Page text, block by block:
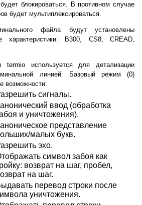
блокироваться. В противном случае
будет мультиплексироваться.
файла будут установлены
характеристики: B300, CS8, CREAD,
termio используется для детализации
линией. Базовый режим (0)
возможности:
сигналы.
ввод (обработка
и уничтожения).
представление
малых букв.
эхо.
символ забоя как
возврат на шаг, пробел,
на шаг.
перевод строки после
уничтожения.